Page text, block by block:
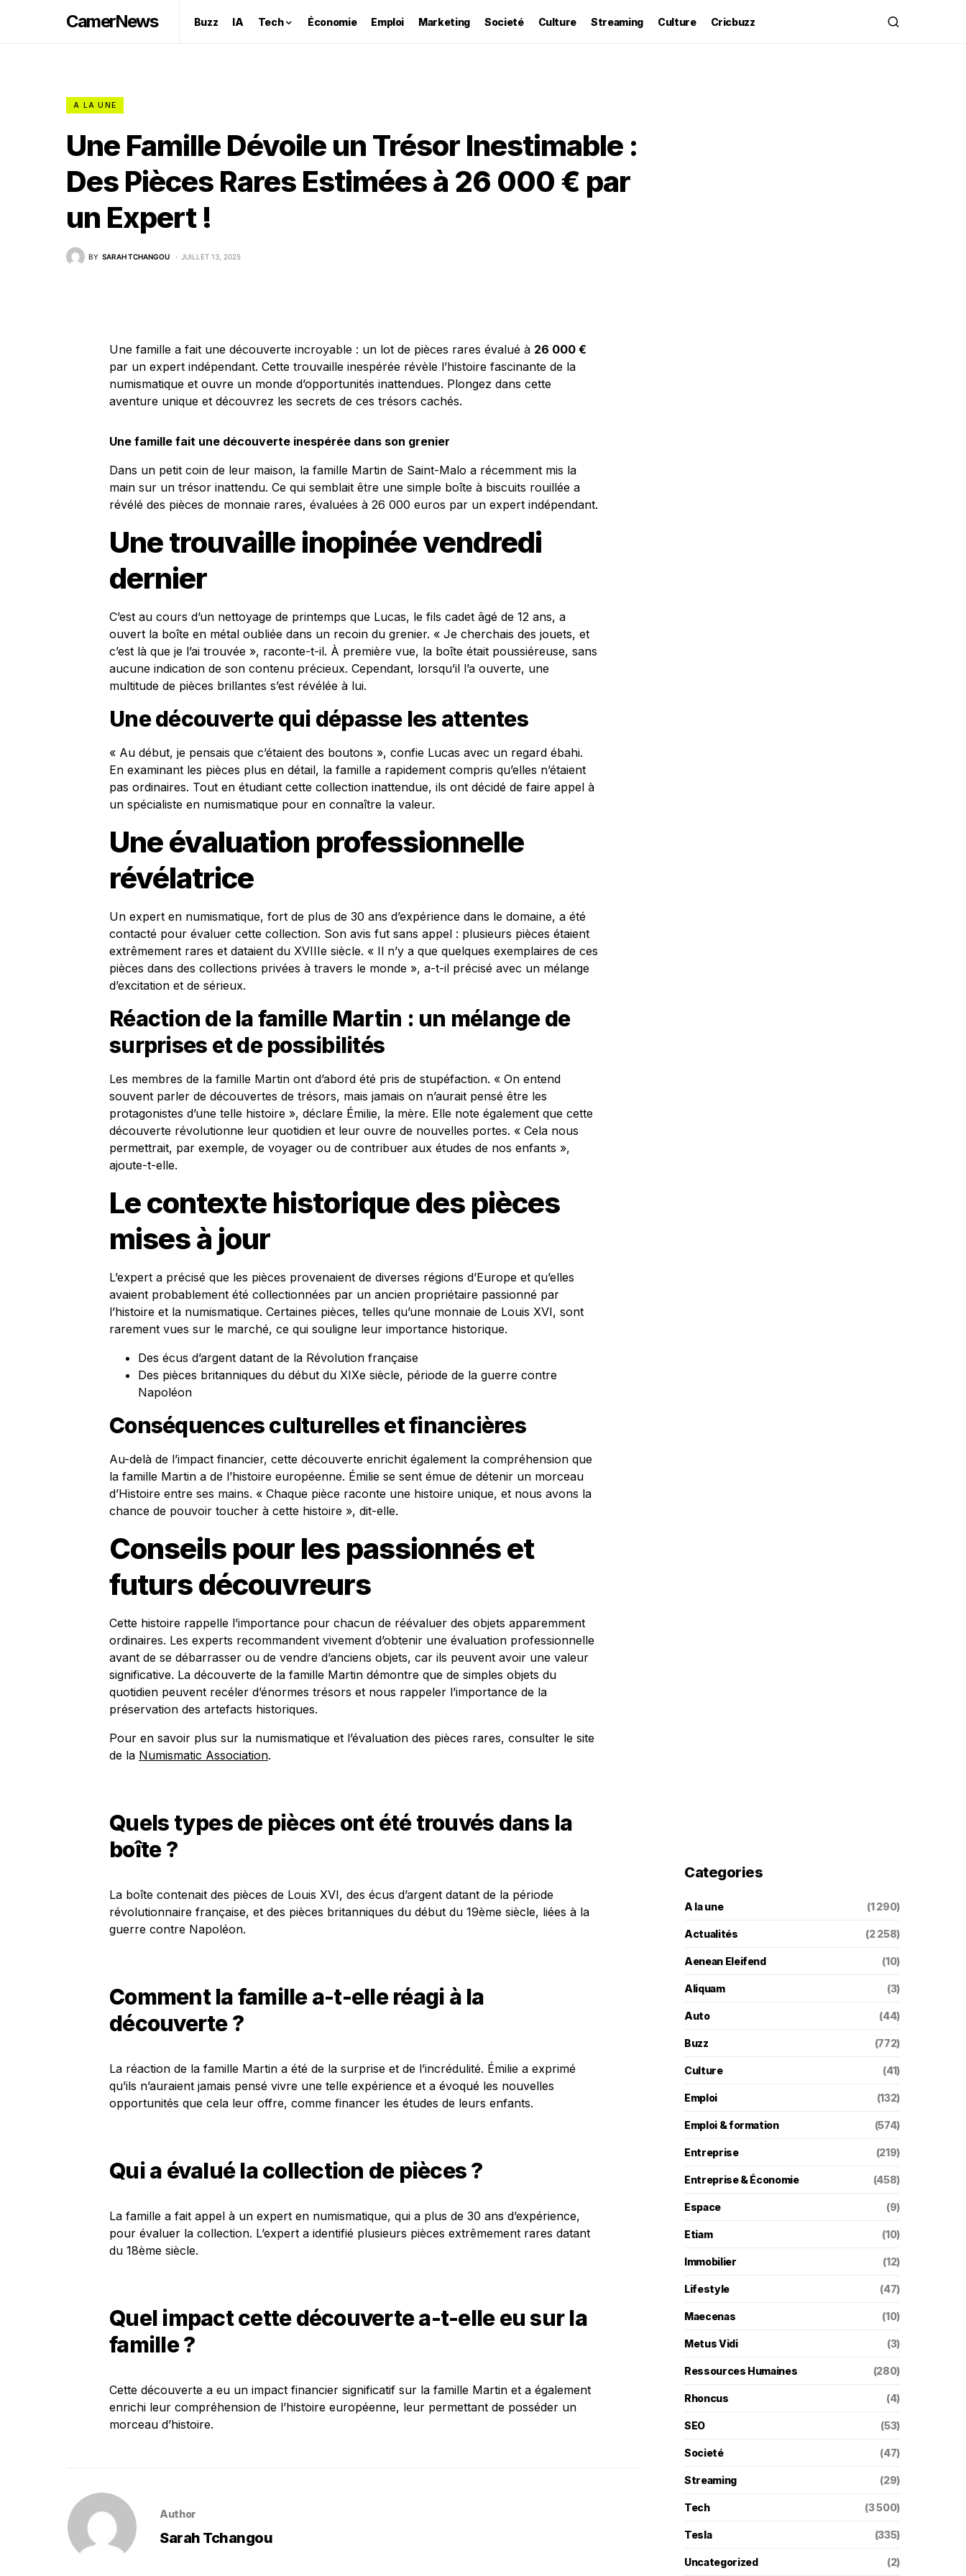
CamerNews Buzz IA Tech Économie Emploi Marketing Societé Culture Streaming Culture Cricbuzz
A LA UNE
Une Famille Dévoile un Trésor Inestimable :
Des Pièces Rares Estimées à 26 000 € par
un Expert !
BY SARAH TCHANGOU JUILLET 13, 2025
Une famille a fait une découverte incroyable : un lot de pièces rares évalué à 26 000 €
par un expert indépendant. Cette trouvaille inespérée révèle l’histoire fascinante de la
numismatique et ouvre un monde d’opportunités inattendues. Plongez dans cette
aventure unique et découvrez les secrets de ces trésors cachés.
Une famille fait une découverte inespérée dans son grenier
Dans un petit coin de leur maison, la famille Martin de Saint-Malo a récemment mis la
main sur un trésor inattendu. Ce qui semblait être une simple boîte à biscuits rouillée a
révélé des pièces de monnaie rares, évaluées à 26 000 euros par un expert indépendant.
Une trouvaille inopinée vendredi
dernier
C’est au cours d’un nettoyage de printemps que Lucas, le fils cadet âgé de 12 ans, a
ouvert la boîte en métal oubliée dans un recoin du grenier. « Je cherchais des jouets, et
c’est là que je l’ai trouvée », raconte-t-il. À première vue, la boîte était poussiéreuse, sans
aucune indication de son contenu précieux. Cependant, lorsqu’il l’a ouverte, une
multitude de pièces brillantes s’est révélée à lui.
Une découverte qui dépasse les attentes
« Au début, je pensais que c’étaient des boutons », confie Lucas avec un regard ébahi.
En examinant les pièces plus en détail, la famille a rapidement compris qu’elles n’étaient
pas ordinaires. Tout en étudiant cette collection inattendue, ils ont décidé de faire appel à
un spécialiste en numismatique pour en connaître la valeur.
Une évaluation professionnelle
révélatrice
Un expert en numismatique, fort de plus de 30 ans d’expérience dans le domaine, a été
contacté pour évaluer cette collection. Son avis fut sans appel : plusieurs pièces étaient
extrêmement rares et dataient du XVIIIe siècle. « Il n’y a que quelques exemplaires de ces
pièces dans des collections privées à travers le monde », a-t-il précisé avec un mélange
d’excitation et de sérieux.
Réaction de la famille Martin : un mélange de
surprises et de possibilités
Les membres de la famille Martin ont d’abord été pris de stupéfaction. « On entend
souvent parler de découvertes de trésors, mais jamais on n’aurait pensé être les
protagonistes d’une telle histoire », déclare Émilie, la mère. Elle note également que cette
découverte révolutionne leur quotidien et leur ouvre de nouvelles portes. « Cela nous
permettrait, par exemple, de voyager ou de contribuer aux études de nos enfants »,
ajoute-t-elle.
Le contexte historique des pièces
mises à jour
L’expert a précisé que les pièces provenaient de diverses régions d’Europe et qu’elles
avaient probablement été collectionnées par un ancien propriétaire passionné par
l’histoire et la numismatique. Certaines pièces, telles qu’une monnaie de Louis XVI, sont
rarement vues sur le marché, ce qui souligne leur importance historique.
Des écus d’argent datant de la Révolution française
Des pièces britanniques du début du XIXe siècle, période de la guerre contre
Napoléon
Conséquences culturelles et financières
Au-delà de l’impact financier, cette découverte enrichit également la compréhension que
la famille Martin a de l’histoire européenne. Émilie se sent émue de détenir un morceau
d’Histoire entre ses mains. « Chaque pièce raconte une histoire unique, et nous avons la
chance de pouvoir toucher à cette histoire », dit-elle.
Conseils pour les passionnés et
futurs découvreurs
Cette histoire rappelle l’importance pour chacun de réévaluer des objets apparemment
ordinaires. Les experts recommandent vivement d’obtenir une évaluation professionnelle
avant de se débarrasser ou de vendre d’anciens objets, car ils peuvent avoir une valeur
significative. La découverte de la famille Martin démontre que de simples objets du
quotidien peuvent recéler d’énormes trésors et nous rappeler l’importance de la
préservation des artefacts historiques.
Pour en savoir plus sur la numismatique et l’évaluation des pièces rares, consulter le site
de la Numismatic Association.
Quels types de pièces ont été trouvés dans la
boîte ?
La boîte contenait des pièces de Louis XVI, des écus d’argent datant de la période
révolutionnaire française, et des pièces britanniques du début du 19ème siècle, liées à la
guerre contre Napoléon.
Comment la famille a-t-elle réagi à la
découverte ?
La réaction de la famille Martin a été de la surprise et de l’incrédulité. Émilie a exprimé
qu’ils n’auraient jamais pensé vivre une telle expérience et a évoqué les nouvelles
opportunités que cela leur offre, comme financer les études de leurs enfants.
Qui a évalué la collection de pièces ?
La famille a fait appel à un expert en numismatique, qui a plus de 30 ans d’expérience,
pour évaluer la collection. L’expert a identifié plusieurs pièces extrêmement rares datant
du 18ème siècle.
Quel impact cette découverte a-t-elle eu sur la
famille ?
Cette découverte a eu un impact financier significatif sur la famille Martin et a également
enrichi leur compréhension de l’histoire européenne, leur permettant de posséder un
morceau d’histoire.
Author
Sarah Tchangou
Categories
A la une (1 290)
Actualités (2 258)
Aenean Eleifend (10)
Aliquam (3)
Auto (44)
Buzz (772)
Culture (41)
Emploi (132)
Emploi & formation (574)
Entreprise (219)
Entreprise & Économie (458)
Espace (9)
Etiam (10)
Immobilier (12)
Lifestyle (47)
Maecenas (10)
Metus Vidi (3)
Ressources Humaines (280)
Rhoncus (4)
SEO (53)
Societé (47)
Streaming (29)
Tech (3 500)
Tesla (335)
Uncategorized (2)